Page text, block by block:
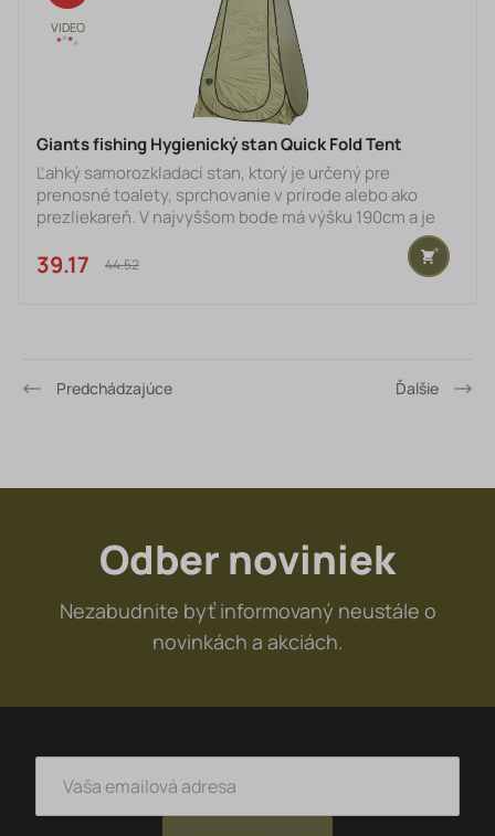
Giants fishing Hygienický stan Quick Fold Tent
Ľahký samorozkladací stan, ktorý je určený pre
prenosné toalety, sprchovanie v prírode alebo ako
prezliekareň. V najvyššom bode má výšku 190cm a je
dodávaný vrátane 4ks ukotvovacích kolíkov. Veľmi
rýchlo a jednoducho sa dá postaviť. Je dodávaný
39.17 €44.52 €
Predchádzajúce Ďalšie
Odber noviniek
Nezabudnite byť informovaný neustále o
novinkách a akciách.